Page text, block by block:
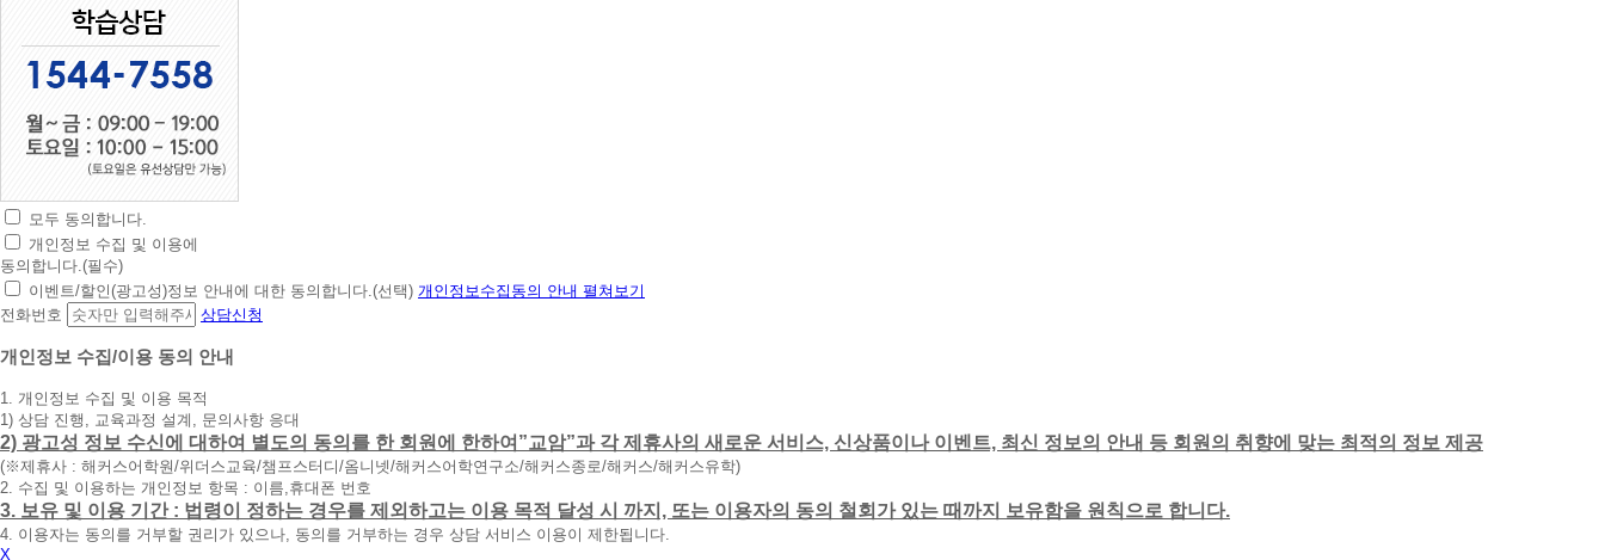
초
간
편
상
담
청
휴
대
폰
번
호
를
입
력
모두 동의합니다.
개인정보 수집 및 이용에
동의합니다.(필수)
이벤트/할인(광고성)정보 안내에 대한 동의합니다.(선택) 개인정보수집동의 안내 펼쳐보기
전화번호
상담신청
개인정보 수집/이용 동의 안내
1. 개인정보 수집 및 이용 목적
1) 상담 진행, 교육과정 설계, 문의사항 응대
2) 광고성 정보 수신에 대하여 별도의 동의를 한 회원에 한하여”교암”과 각 제휴사의 새로운 서비스, 신상품이나 이벤트, 최신 정보의 안내 등 회원의 취향에 맞는 최적의 정보 제공
(※제휴사 : 해커스어학원/위더스교육/챔프스터디/옴니넷/해커스어학연구소/해커스종로/해커스/해커스유학)
2. 수집 및 이용하는 개인정보 항목 : 이름,휴대폰 번호
3. 보유 및 이용 기간 : 법령이 정하는 경우를 제외하고는 이용 목적 달성 시 까지, 또는 이용자의 동의 철회가 있는 때까지 보유함을 원칙으로 합니다.
4. 이용자는 동의를 거부할 권리가 있으나, 동의를 거부하는 경우 상담 서비스 이용이 제한됩니다.
X